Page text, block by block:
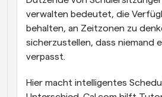
verwalten bedeutet, die
behalten, an Zeitzonen zu
sicherzustellen, dass niemand
verpasst.
Hier macht intelligentes